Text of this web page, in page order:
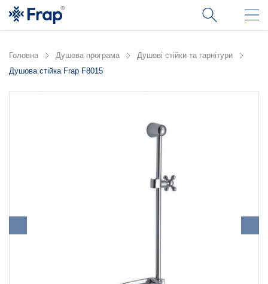
Головна Душова програма
Душові стійки та гарнітури
Душова стійка Frap F8015